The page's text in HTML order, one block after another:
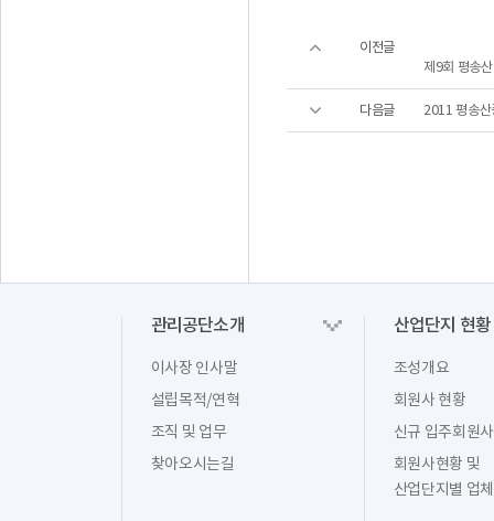
이전글
제9회 평송
다음글 2011 평송산
관리공단소개
이사장 인사말
설립목적/연혁
조직 및 업무
찾아오시는길
산업단지 현황
조성개요
회원사 현황
신규 입주회원사
회원사현황 및
산업단지별 업